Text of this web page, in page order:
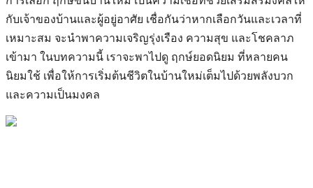
กับเจ้าของบ้านและผู้อยู่อาศัย เชื่อกันว่าหากเลือกวันและเวลาที่
เหมาะสม จะนำพาความเจริญรุ่งเรือง ความสุข และโชคลาภ
เข้ามา ในบทความนี้ เราจะพาไปดู ฤกษ์ยอดนิยม ที่หลายคน
นิยมใช้ เพื่อให้การเริ่มต้นชีวิตในบ้านใหม่เต็มไปด้วยพลังบวก
และความเป็นมงคล